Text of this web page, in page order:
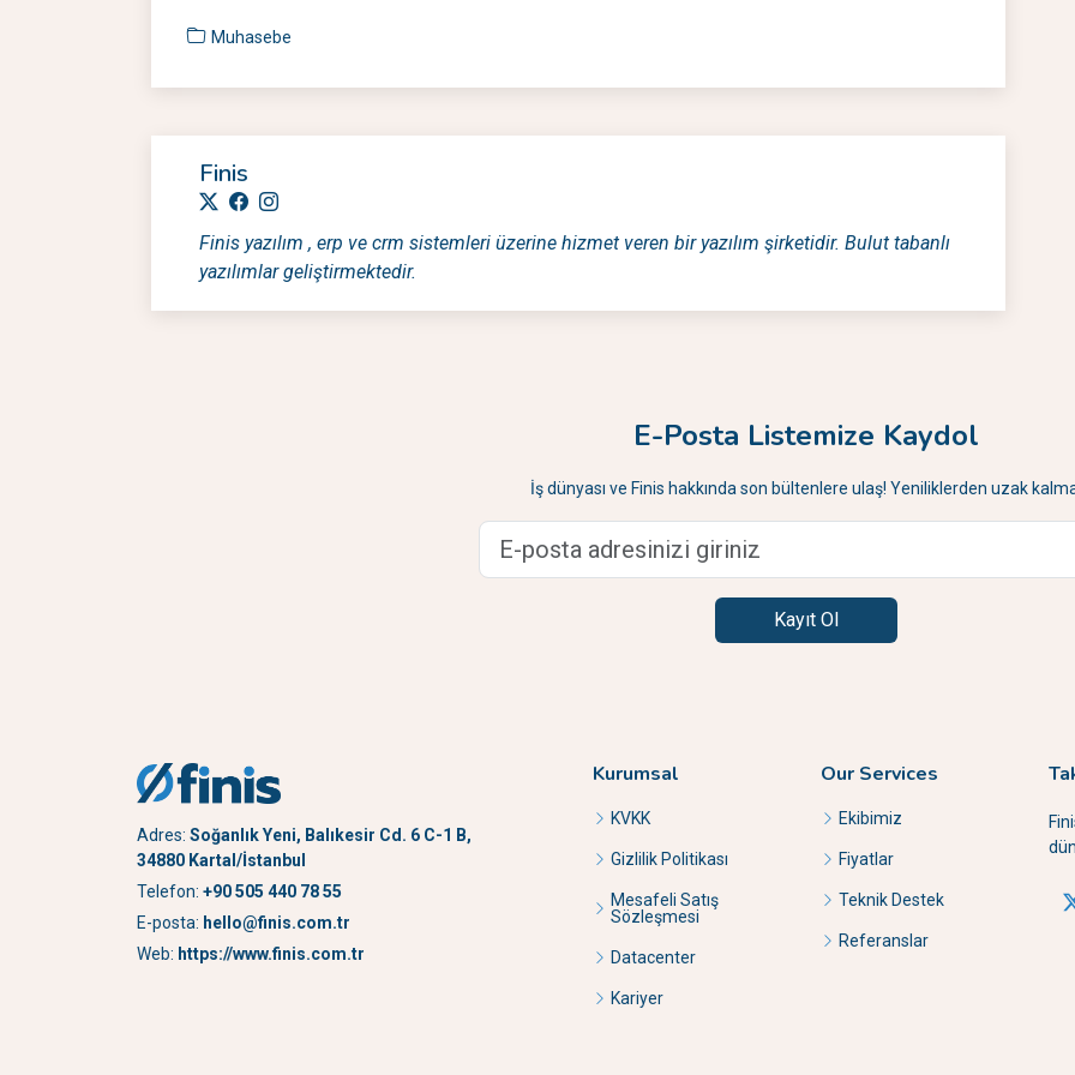
Muhasebe
Finis
Finis yazılım , erp ve crm sistemleri üzerine hizmet veren bir yazılım şirketidir. Bulut tabanlı
yazılımlar geliştirmektedir.
E-Posta Listemize Kaydol
İş dünyası ve Finis hakkında son bültenlere ulaş! Yeniliklerden uzak
Kayıt Ol
Adres: Soğanlık Yeni, Balıkesir Cd. 6 C-1 B,
34880 Kartal/İstanbul
Telefon: +90 505 440 78 55
E-posta: hello@finis.com.tr
Web: https://www.finis.com.tr
Kurumsal
KVKK
Gizlilik Politikası
Mesafeli Satış
Sözleşmesi
Datacenter
Kariyer
Our Services
Ekibimiz
Fiyatlar
Teknik Destek
Referanslar